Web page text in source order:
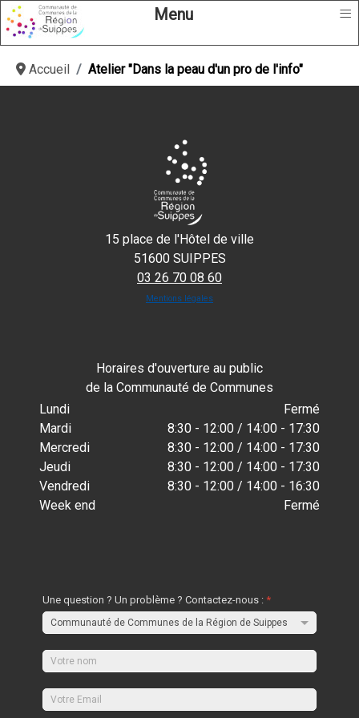
Menu ≡
Accueil Atelier "Dans la peau d'un pro de l'info"
15 place de l'Hôtel de ville
51600 SUIPPES
03 26 70 08 60
Mentions légales
Horaires d'ouverture au public
de la Communauté de Communes
Lundi
Fermé
Mardi
8:30 - 12:00 / 14:00 - 17:30
Mercredi
8:30 - 12:00 / 14:00 - 17:30
Jeudi
8:30 - 12:00 / 14:00 - 17:30
Vendredi
8:30 - 12:00 / 14:00 - 16:30
Week end
Fermé
Une question ? Un problème ? Contactez-nous :*